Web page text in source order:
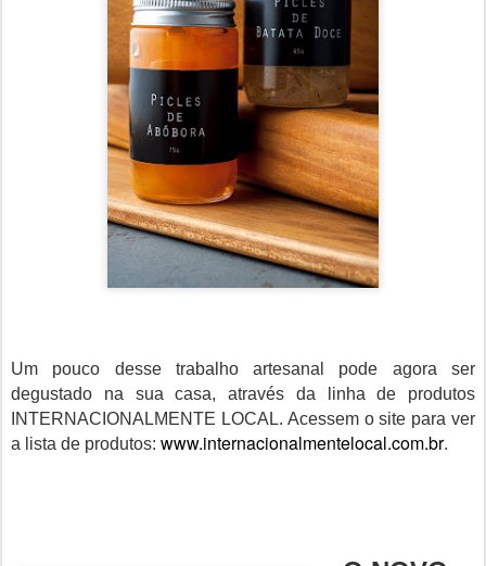
Um pouco desse trabalho artesanal pode agora ser
degustado na sua casa, através da linha de produtos
INTERNACIONALMENTE LOCAL. Acessem o site para ver
a lista de produtos: www.internacionalmentelocal.com.br.